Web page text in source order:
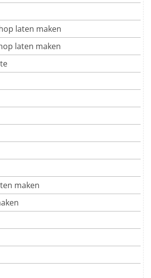
laten maken
laten maken
maken